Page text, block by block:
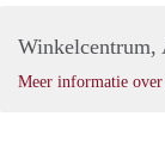
Winkelcentrum,
Meer informatie